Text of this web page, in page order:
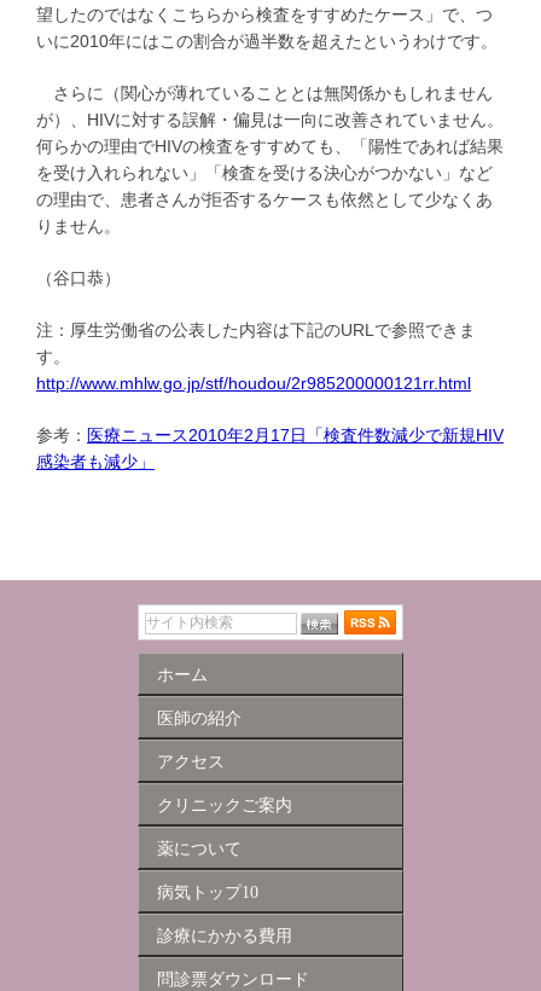
望したのではなくこちらから検査をすすめたケース」で、つ
いに2010年にはこの割合が過半数を超えたというわけです。
さらに（関心が薄れていることとは無関係かもしれません
が）、HIVに対する誤解・偏見は一向に改善されていません。
何らかの理由でHIVの検査をすすめても、「陽性であれば結果
を受け入れられない」「検査を受ける決心がつかない」など
の理由で、患者さんが拒否するケースも依然として少なくあ
りません。
（谷口恭）
注：厚生労働省の公表した内容は下記のURLで参照できま
す。
http://www.mhlw.go.jp/stf/houdou/2r985200000121rr.html
参考： 医療ニュース2010年2月17日「検査件数減少で新規HIV
感染者も減少」
ホーム
医師の紹介
アクセス
クリニックご案内
薬について
病気トップ10
診療にかかる費用
問診票ダウンロード